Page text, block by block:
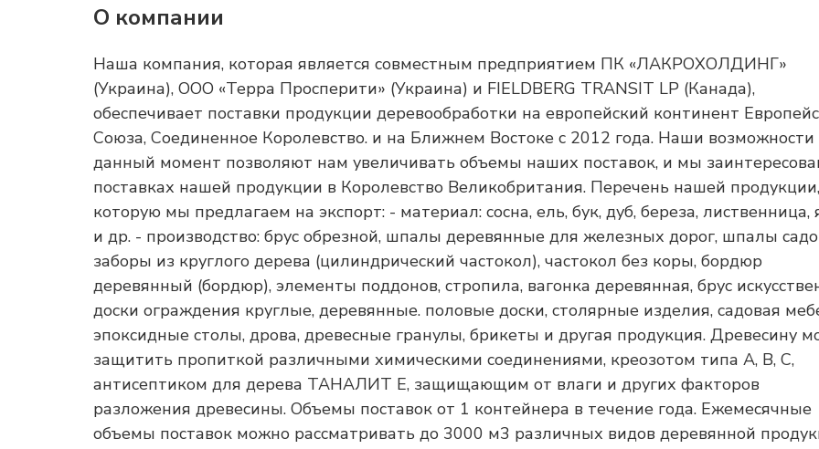
О компании
Наша компания, которая является совместным предприятием ПК «ЛАКРОХОЛДИНГ»
(Украина), ООО «Терра Просперити» (Украина) и FIELDBERG TRANSIT LP (Канада),
обеспечивает поставки продукции деревообработки на европейский континент
Союза, Соединенное Королевство. и на Ближнем Востоке с 2012 года. Наши возможности
данный момент позволяют нам увеличивать объемы наших поставок, и мы
поставках нашей продукции в Королевство Великобритания. Перечень нашей продукции,
которую мы предлагаем на экспорт: - материал: сосна, ель, бук, дуб, береза, лиственница,
и др. - производство: брус обрезной, шпалы деревянные для железных дорог, шпалы
заборы из круглого дерева (цилиндрический частокол), частокол без коры, бордюр
деревянный (бордюр), элементы поддонов, стропила, вагонка деревянная, брус
доски ограждения круглые, деревянные. половые доски, столярные изделия, садовая
эпоксидные столы, дрова, древесные гранулы, брикеты и другая продукция. Древесину
защитить пропиткой различными химическими соединениями, креозотом типа А, В, С,
антисептиком для дерева ТАНАЛИТ Е, защищающим от влаги и других факторов
разложения древесины. Объемы поставок от 1 контейнера в течение года. Ежемесячные
объемы поставок можно рассматривать до 3000 м3 различных видов деревянной